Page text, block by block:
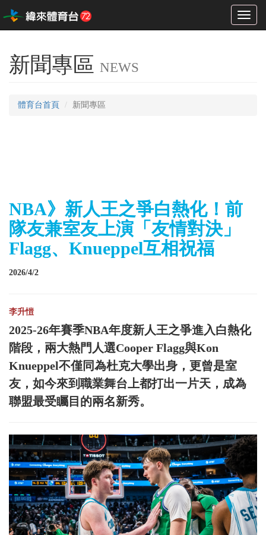
Toggle
新聞專區 NEWS
體育台首頁 新聞專區
NBA》新人王之爭白熱化！前
隊友兼室友上演「友情對決」
Flagg、Knueppel互相祝福
2026/4/2
李升愷
2025-26年賽季NBA年度新人王之爭進入白熱化
階段，兩大熱門人選Cooper Flagg與Kon
Knueppel不僅同為杜克大學出身，更曾是室
友，如今來到職業舞台上都打出一片天，成為
聯盟最受矚目的兩名新秀。